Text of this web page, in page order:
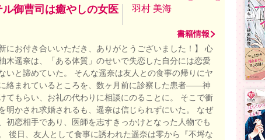
ル御曹司は癒やしの女医
羽村 美海
書籍情報
にお付き合いいただき、ありがとうございました！】 心
木遥奈は、「ある体質」のせいで失恋した自分には恋愛
いと諦めていた。 そんな遥奈は友人との食事の帰りにヤ
絡まれているところを、数ヶ月前に診察した患者――神
てもらい、お礼の代わりに相談にのることに。 そこで衝
明かされ求婚されるも、遥奈は信じられずにいた。 なぜ
初恋相手であり、医師を志すきっかけとなった人物でも
後日、友人として食事に誘われた遥奈は零から『不埒な